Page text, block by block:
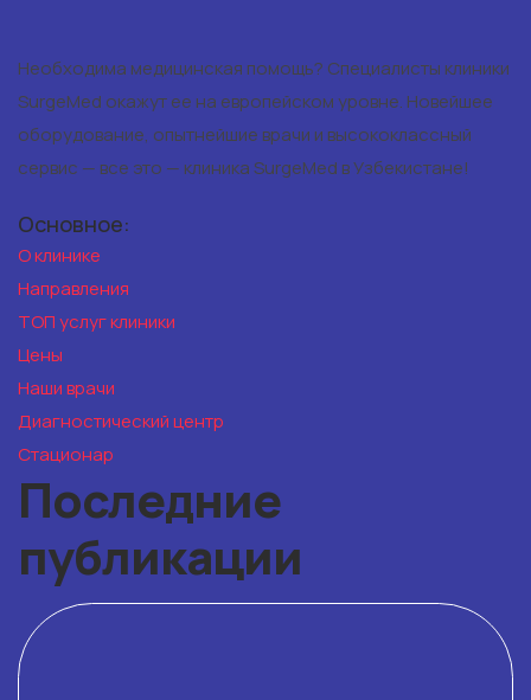
Необходима медицинская помощь? Специалисты клиники
SurgeMed окажут ее на европейском уровне. Новейшее
оборудование, опытнейшие врачи и высококлассный
сервис — все это — клиника SurgeMed в Узбекистане!
Основное:
О клинике
Направления
ТОП услуг клиники
Цены
Наши врачи
Диагностический центр
Стационар
Последние
публикации